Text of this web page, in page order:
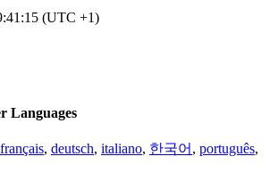
(UTC +1)
Languages
français, deutsch, italiano, 한국어 , português,